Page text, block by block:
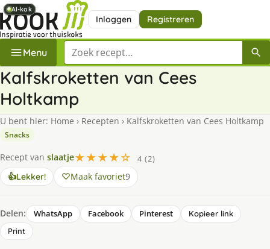
Inloggen Registreren
Menu Zoek een recept
Kalfskroketten van Cees
Holtkamp
U bent hier: Home › Recepten › Kalfskroketten van Cees Holtkamp
Snacks
Recept van slaatje★★★★☆
4 (2)
👍Lekker! Maak favoriet9
Delen: WhatsApp Facebook Pinterest
Kopieer link
Print
AI-kok
AI-kok
AI-kok
AI-kok
AI-kok